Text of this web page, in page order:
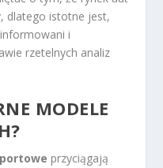
dlatego istotne jest,
i
rzetelnych analiz
MODELE
przyciągają